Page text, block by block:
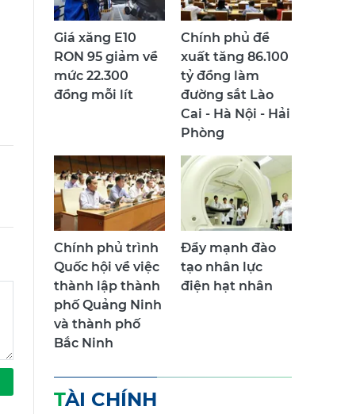
Giá xăng E10
RON 95 giảm về
mức 22.300
đồng mỗi lít
Chính phủ đề
xuất tăng 86.100
tỷ đồng làm
đường sắt Lào
Cai - Hà Nội - Hải
Phòng
Chính phủ trình
Quốc hội về việc
thành lập thành
phố Quảng Ninh
và thành phố
Bắc Ninh
Đẩy mạnh đào
tạo nhân lực
điện hạt nhân
TÀI CHÍNH